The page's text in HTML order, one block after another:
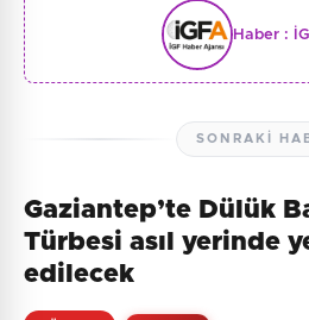
Haber :
SONRAKI
Gaziantep’te Dülük
Türbesi asıl yerinde
edilecek